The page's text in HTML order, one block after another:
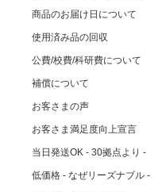
商品のお届け日について
使用済み品の回収
公費/校費/科研費について
補償について
お客さまの声
お客さま満足度向上宣言
当日発送OK - 30拠点より -
低価格 - なぜリーズナブル -